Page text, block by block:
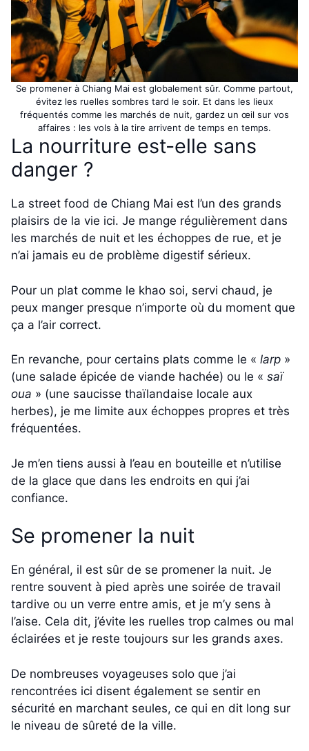
Se promener à Chiang Mai est globalement sûr. Comme partout,
évitez les ruelles sombres tard le soir. Et dans les lieux
fréquentés comme les marchés de nuit, gardez un œil sur vos
affaires : les vols à la tire arrivent de temps en temps.
La nourriture est-elle sans
danger ?
La street food de Chiang Mai est l’un des grands
plaisirs de la vie ici. Je mange régulièrement dans
les marchés de nuit et les échoppes de rue, et je
n’ai jamais eu de problème digestif sérieux.
Pour un plat comme le khao soi, servi chaud, je
peux manger presque n’importe où du moment que
ça a l’air correct.
En revanche, pour certains plats comme le « larp »
(une salade épicée de viande hachée) ou le « saï
oua » (une saucisse thaïlandaise locale aux
herbes), je me limite aux échoppes propres et très
fréquentées.
Je m’en tiens aussi à l’eau en bouteille et n’utilise
de la glace que dans les endroits en qui j’ai
confiance.
Se promener la nuit
En général, il est sûr de se promener la nuit. Je
rentre souvent à pied après une soirée de travail
tardive ou un verre entre amis, et je m’y sens à
l’aise. Cela dit, j’évite les ruelles trop calmes ou mal
éclairées et je reste toujours sur les grands axes.
De nombreuses voyageuses solo que j’ai
rencontrées ici disent également se sentir en
sécurité en marchant seules, ce qui en dit long sur
le niveau de sûreté de la ville.